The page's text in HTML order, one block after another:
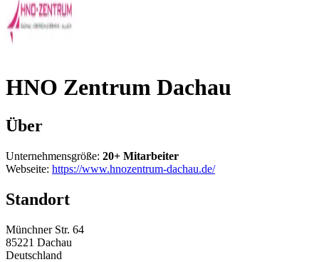
HNO Zentrum Dachau
Über
Unternehmensgröße: 20+ Mitarbeiter
Webseite: https://www.hnozentrum-dachau.de/
Standort
Münchner Str. 64
85221 Dachau
Deutschland